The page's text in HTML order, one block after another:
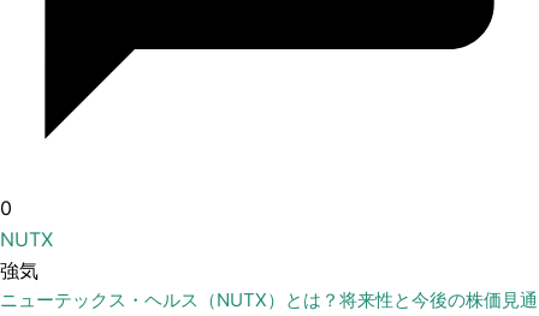
0
NUTX
強気
ニューテックス・ヘルス（NUTX）とは？将来性と今後の株価見通